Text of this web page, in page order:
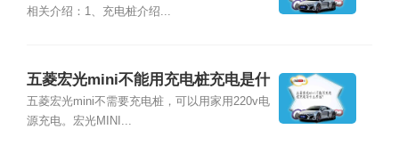
相关介绍：1、充电桩介绍...
五菱宏光mini不能用充电桩充电是什
么原因？
五菱宏光mini不需要充电桩，可以用家用220v电
源充电。宏光MINI...